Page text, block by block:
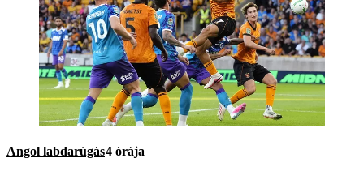
Angol labdarúgás4 órája